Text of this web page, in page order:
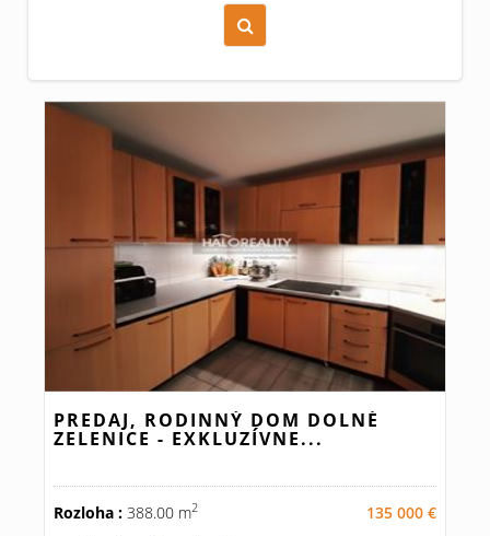
Zoraď podľa času pridania
PREDAJ, RODINNÝ DOM DOLNÉ
ZELENICE - EXKLUZÍVNE...
Rozloha : 388.00 m2
135 000 €